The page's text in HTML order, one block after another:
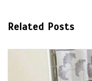
Related Posts